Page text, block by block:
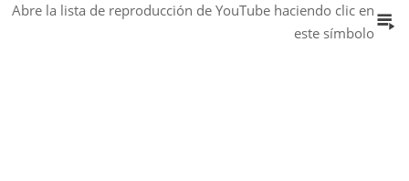
Abre la lista de reproducción de YouTube haciendo clic en
este símbolo